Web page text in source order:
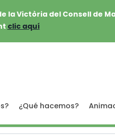
Victòria del Consell de
clic aquí
¿Qué hacemos?